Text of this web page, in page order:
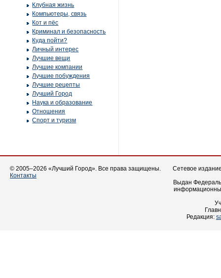
Клубная жизнь
Компьютеры, связь
Кот и пёс
Криминал и безопасность
Куда пойти?
Личный интерес
Лучшие вещи
Лучшие компании
Лучшие побуждения
Лучшие рецепты
Лучший Город
Наука и образование
Отношения
Спорт и туризм
© 2005–2026 «Лучший Город». Все права защищены.
Контакты
Сетевое
Выдан
Редакция: